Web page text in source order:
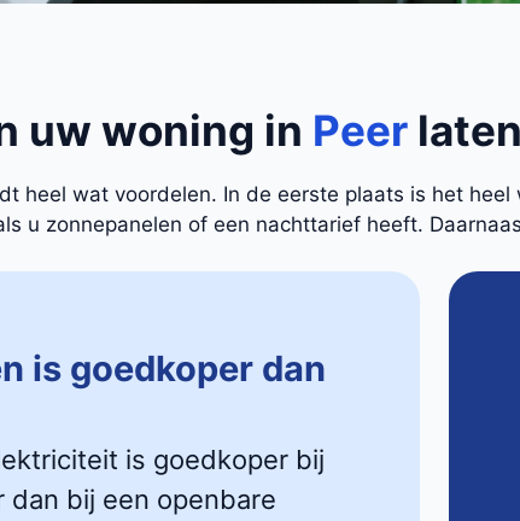
uw woning in Peer laten
heel wat voordelen. In de eerste plaats is het
u zonnepanelen of een nachttarief heeft.
is goedkoper dan
is goedkoper bij
dan bij een openbare